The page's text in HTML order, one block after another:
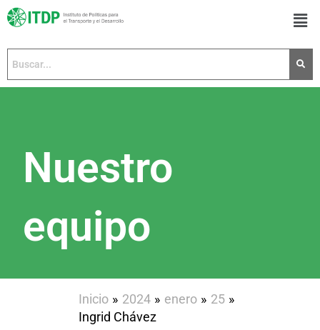
Nuestro
equipo
Inicio 2024 enero
25
Ingrid Chávez